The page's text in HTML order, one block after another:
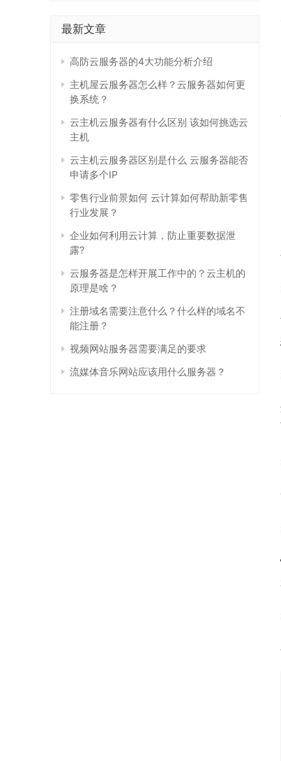
最新文章
高防云服务器的4大功能分析介绍
主机屋云服务器怎么样？云服务器如何更
换系统？
云主机云服务器有什么区别 该如何挑选云
主机
云主机云服务器区别是什么 云服务器能否
申请多个IP
零售行业前景如何 云计算如何帮助新零售
行业发展？
企业如何利用云计算，防止重要数据泄
露?
云服务器是怎样开展工作中的？云主机的
原理是啥？
注册域名需要注意什么？什么样的域名不
能注册？
视频网站服务器需要满足的要求
流媒体音乐网站应该用什么服务器？